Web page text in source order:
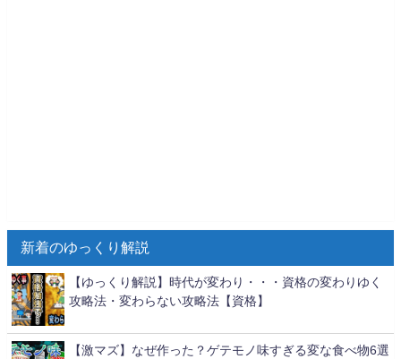
新着のゆっくり解説
【ゆっくり解説】時代が変わり・・・資格の変わりゆく
攻略法・変わらない攻略法【資格】
【激マズ】なぜ作った？ゲテモノ味すぎる変な食べ物6選